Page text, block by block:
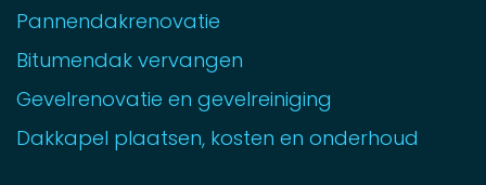
Pannendakrenovatie
Bitumendak vervangen
Gevelrenovatie en gevelreiniging
Dakkapel plaatsen, kosten en onderhoud